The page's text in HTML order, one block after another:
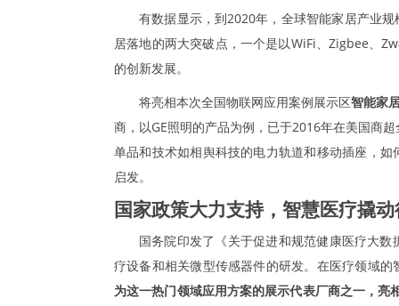
有数据显示，到2020年，全球智能家居产业
居落地的两大突破点，一个是以WiFi、Zigbee、
的创新发展。
将亮相本次全国物联网应用案例展示区智能家
商，以GE照明的产品为例，已于2016年在美国商
单品和技术如相舆科技的电力轨道和移动插座，
启发。
国家政策大力支持，智慧医疗撬
国务院印发了《关于促进和规范健康医疗大
疗设备和相关微型传感器件的研发。在医疗领域
为这一热门领域应用方案的展示代表厂商之一，